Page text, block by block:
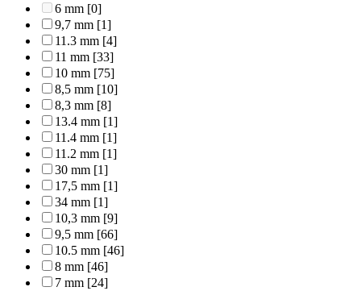
6 mm [0]
9,7 mm [1]
11.3 mm [4]
11 mm [33]
10 mm [75]
8,5 mm [10]
8,3 mm [8]
13.4 mm [1]
11.4 mm [1]
11.2 mm [1]
30 mm [1]
17,5 mm [1]
34 mm [1]
10,3 mm [9]
9,5 mm [66]
10.5 mm [46]
8 mm [46]
7 mm [24]